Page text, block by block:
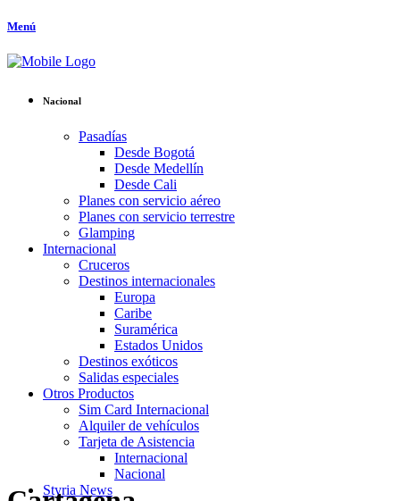
Menú
Nacional
Pasadías
Desde Bogotá
Desde Medellín
Desde Cali
Planes con servicio aéreo
Planes con servicio terrestre
Glamping
Internacional
Cruceros
Destinos internacionales
Europa
Caribe
Suramérica
Estados Unidos
Destinos exóticos
Salidas especiales
Otros Productos
Sim Card Internacional
Alquiler de vehículos
Tarjeta de Asistencia
Internacional
Nacional
Styria News